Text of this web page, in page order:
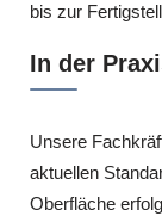
bis zur
In der
Unsere
aktuellen
Oberfläche